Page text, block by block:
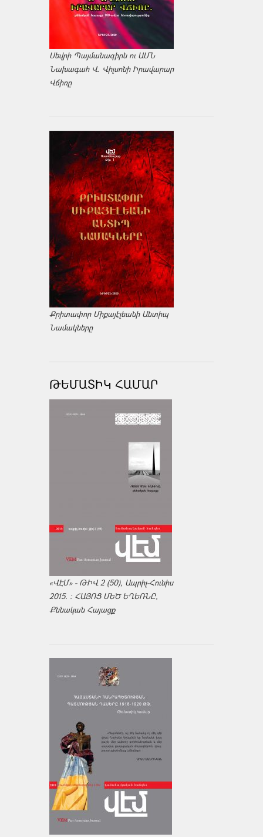
Սեվրի Պայմանագիրն ու ԱՄՆ
Նախագահ Վ. Վիլսոնի Իրավարար
Վճիռը
Քրիտափոր Միքայէլեանի Անտիպ
Նամակները
ԹԵՄԱՏԻԿ ՀԱՄԱՐ
«ՎԷՄ» - ԹԻՎ 2 (50), Ապրիլ-Հունիս
2015. : ՀԱՅՈՑ ՄԵԾ ԵՂԵՌՆԸ,
Քննական Հայացք